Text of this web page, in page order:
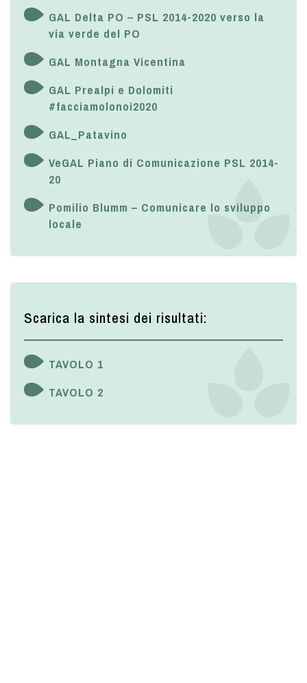
GAL Delta PO – PSL 2014-2020 verso la
via verde del PO
GAL Montagna Vicentina
GAL Prealpi e Dolomiti
#facciamolonoi2020
GAL_Patavino
VeGAL Piano di Comunicazione PSL 2014-
20
Pomilio Blumm – Comunicare lo sviluppo
locale
Scarica la sintesi dei risultati:
TAVOLO 1
TAVOLO 2